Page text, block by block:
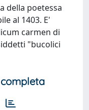
della poetessa
al 1403. E'
carmen di
"bucolici